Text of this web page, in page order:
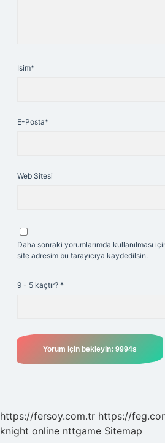
İsim*
E-Posta*
Web Sitesi
Daha sonraki yorumlarımda kullanılması
site adresim bu tarayıcıya kaydedilsin.
9 - 5 kaçtır? *
https://fersoy.com.tr https://
knight online nttgame Sitemap